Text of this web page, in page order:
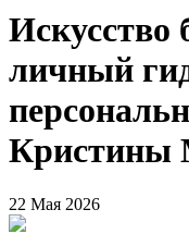
личный
Кристины
22 Мая 2026